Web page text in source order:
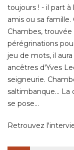
jeu de mots, il
ancêtres d'Yves
seigneurie.
saltimbanque... La
se pose...
Retrouvez